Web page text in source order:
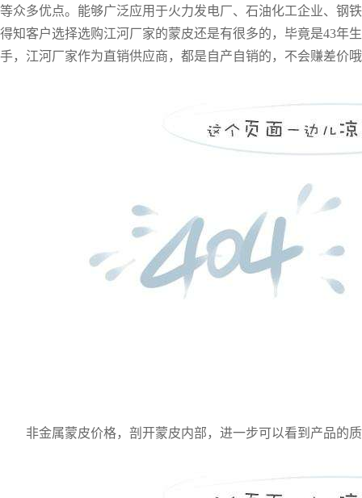
等众多优点。能够广泛应用于火力发电厂、石油化工企业、钢
得知客户选择选购江河厂家的蒙皮还是有很多的，毕竟是43年
手，江河厂家作为直销供应商，都是自产自销的，不会赚差价
非金属蒙皮价格，剖开蒙皮内部，进一步可以看到产品的